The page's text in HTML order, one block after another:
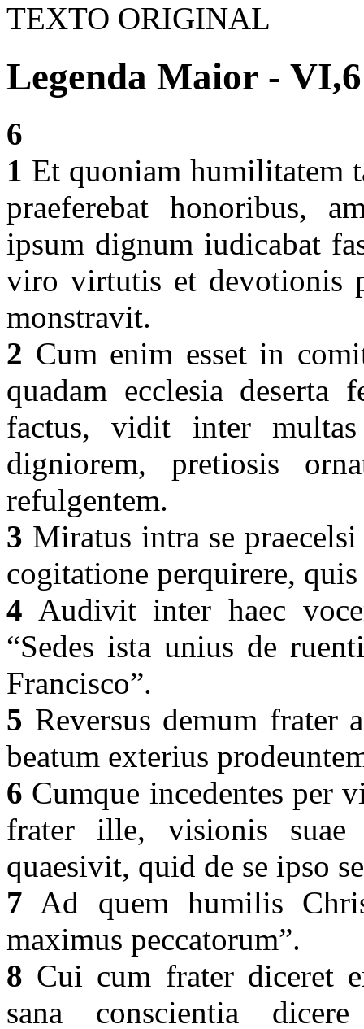
TEXTO ORIGINAL
Legenda Maior - VI,6
6
1 Et quoniam humilitatem
praeferebat honoribus,
ipsum dignum iudicabat
viro virtutis et devotionis
monstravit.
2 Cum enim esset in
quadam ecclesia deserta
factus, vidit inter
digniorem, pretiosis
refulgentem.
3 Miratus intra se
cogitatione perquirere,
4 Audivit inter haec
“Sedes ista unius de
Francisco”.
5 Reversus demum frater
beatum exterius
6 Cumque incedentes per
frater ille, visionis suae
quaesivit, quid de se ipso
7 Ad quem humilis
maximus peccatorum”.
8 Cui cum frater diceret
sana conscientia